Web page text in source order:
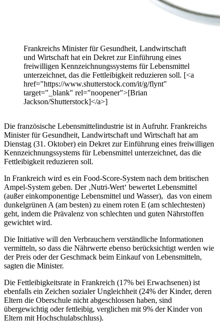
Frankreichs Minister für Gesundheit, Landwirtschaft
und Wirtschaft hat ein Dekret zur Einführung eines
freiwilligen Kennzeichnungssystems für Lebensmittel
unterzeichnet, das die Fettleibigkeit reduzieren soll. [<a
href="https://www.shutterstock.com/it/g/flynt"
target="_blank" rel="noopener">[Brian
Jackson/Shutterstock]</a>]
Die französische Lebensmittelindustrie ist in Aufruhr. Frankreichs
Minister für Gesundheit, Landwirtschaft und Wirtschaft hat am
Dienstag (31. Oktober) ein Dekret zur Einführung eines freiwilligen
Kennzeichnungssystems für Lebensmittel unterzeichnet, das die
Fettleibigkeit reduzieren soll.
In Frankreich wird es ein Food-Score-System nach dem britischen
Ampel-System geben. Der ‚Nutri-Wert‘ bewertet Lebensmittel
(außer einkomponentige Lebensmittel und Wasser), das von einem
dunkelgrünen A (am besten) zu einem roten E (am schlechtesten)
geht, indem die Prävalenz von schlechten und guten Nährstoffen
gewichtet wird.
Die Initiative will den Verbrauchern verständliche Informationen
vermitteln, so dass die Nährwerte ebenso berücksichtigt werden wie
der Preis oder der Geschmack beim Einkauf von Lebensmitteln,
sagten die Minister.
Die Fettleibigkeitsrate in Frankreich (17% bei Erwachsenen) ist
ebenfalls ein Zeichen sozialer Ungleichheit (24% der Kinder, deren
Eltern die Oberschule nicht abgeschlossen haben, sind
übergewichtig oder fettleibig, verglichen mit 9% der Kinder von
Eltern mit Hochschulabschluss).